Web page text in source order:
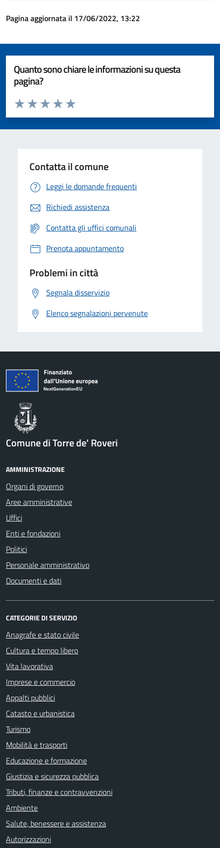
Pagina aggiornata il 17/06/2022, 13:22
Quanto sono chiare le informazioni su questa
pagina?
Valuta da 1 a 5 stelle la pagina
Valuta 5 stelle su 5
Valuta 4 stelle su 5
Valuta 3 stelle su 5
Valuta 2 stelle su 5
Valuta 1 stelle su 5
Contatta il comune
Leggi le domande frequenti
Richiedi assistenza
Contatta gli uffici comunali
Prenota appuntamento
Problemi in città
Segnala disservizio
Elenco segnalazioni pervenute
Comune di Torre de' Roveri
AMMINISTRAZIONE
Organi di governo
Aree amministrative
Uffici
Enti e fondazioni
Politici
Personale amministrativo
Documenti e dati
CATEGORIE DI SERVIZIO
Anagrafe e stato civile
Cultura e tempo libero
Vita lavorativa
Imprese e commercio
Appalti pubblici
Catasto e urbanistica
Turismo
Mobilità e trasporti
Educazione e formazione
Giustizia e sicurezza pubblica
Tributi, finanze e contravvenzioni
Ambiente
Salute, benessere e assistenza
Autorizzazioni